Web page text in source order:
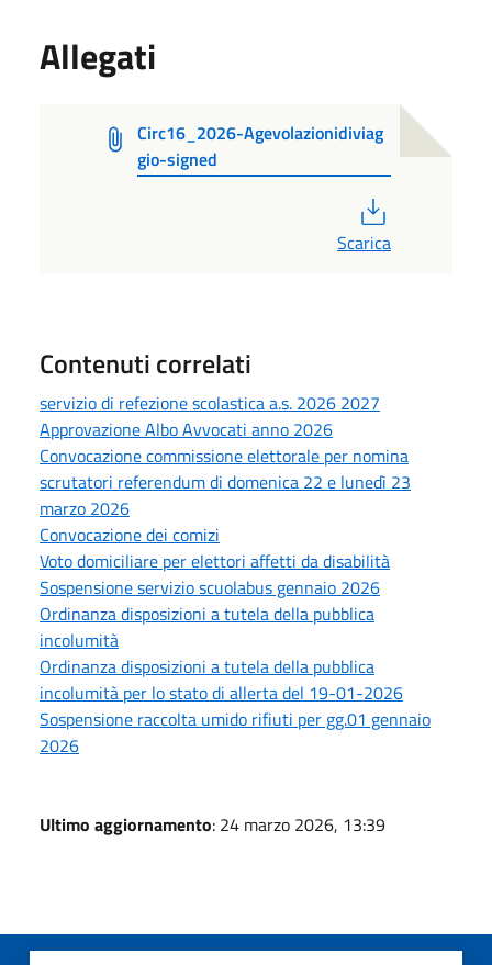
Allegati
Circ16_2026-Agevolazionidiviag
gio-signed
Scarica
Contenuti correlati
servizio di refezione scolastica a.s. 2026 2027
Approvazione Albo Avvocati anno 2026
Convocazione commissione elettorale per nomina
scrutatori referendum di domenica 22 e lunedì 23
marzo 2026
Convocazione dei comizi
Voto domiciliare per elettori affetti da disabilità
Sospensione servizio scuolabus gennaio 2026
Ordinanza disposizioni a tutela della pubblica
incolumità
Ordinanza disposizioni a tutela della pubblica
incolumità per lo stato di allerta del 19-01-2026
Sospensione raccolta umido rifiuti per gg.01 gennaio
2026
Ultimo aggiornamento: 24 marzo 2026, 13:39